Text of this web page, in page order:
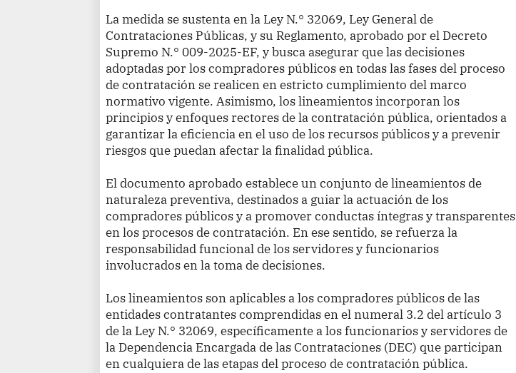
La medida se sustenta en la Ley N.° 32069, Ley General de
Contrataciones Públicas, y su Reglamento, aprobado por el Decreto
Supremo N.° 009-2025-EF, y busca asegurar que las decisiones
adoptadas por los compradores públicos en todas las fases del proceso
de contratación se realicen en estricto cumplimiento del marco
normativo vigente. Asimismo, los lineamientos incorporan los
principios y enfoques rectores de la contratación pública, orientados a
garantizar la eficiencia en el uso de los recursos públicos y a prevenir
riesgos que puedan afectar la finalidad pública.
El documento aprobado establece un conjunto de lineamientos de
naturaleza preventiva, destinados a guiar la actuación de los
compradores públicos y a promover conductas íntegras y transparentes
en los procesos de contratación. En ese sentido, se refuerza la
responsabilidad funcional de los servidores y funcionarios
involucrados en la toma de decisiones.
Los lineamientos son aplicables a los compradores públicos de las
entidades contratantes comprendidas en el numeral 3.2 del artículo 3
de la Ley N.° 32069, específicamente a los funcionarios y servidores de
la Dependencia Encargada de las Contrataciones (DEC) que participan
en cualquiera de las etapas del proceso de contratación pública.